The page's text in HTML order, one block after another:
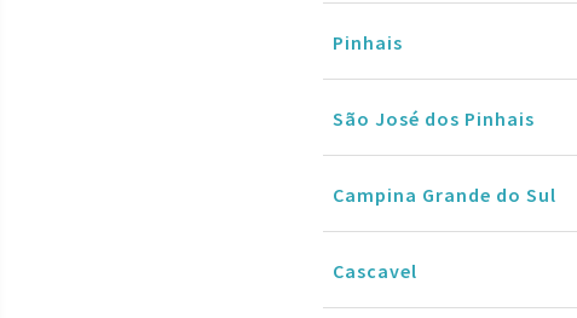
Pinhais
São José dos Pinhais
Campina Grande do Sul
Cascavel